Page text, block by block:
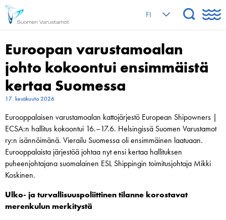
FI
Euroopan varustamoalan
johto kokoontui ensimmäistä
kertaa Suomessa
17. kesäkuuta 2026
Eurooppalaisen varustamoalan kattojärjestö European Shipowners |
ECSA:n hallitus kokoontui 16.–17.6. Helsingissä Suomen Varustamot
ry:n isännöimänä. Vierailu Suomessa oli ensimmäinen laatuaan.
Eurooppalaista järjestöä johtaa nyt ensi kertaa hallituksen
puheenjohtajana suomalainen ESL Shippingin toimitusjohtaja Mikki
Koskinen.
Ulko- ja turvallisuuspoliittinen tilanne korostavat
merenkulun merkitystä